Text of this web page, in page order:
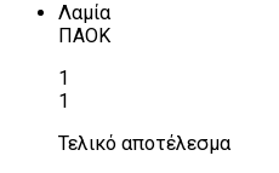
Λαμία
ΠΑΟΚ
1
1
Τελικό αποτέλεσμα